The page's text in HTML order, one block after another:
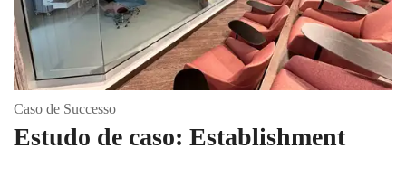
Caso de Successo
Estudo de caso: Establishment